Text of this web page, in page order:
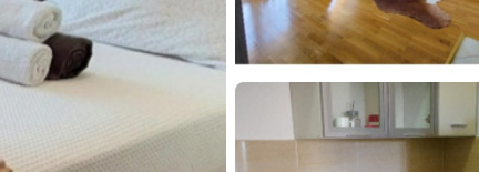
Nova Varoš Valjevo
Kruševac Pirot
Zrenjanin Vršac
Milanovac